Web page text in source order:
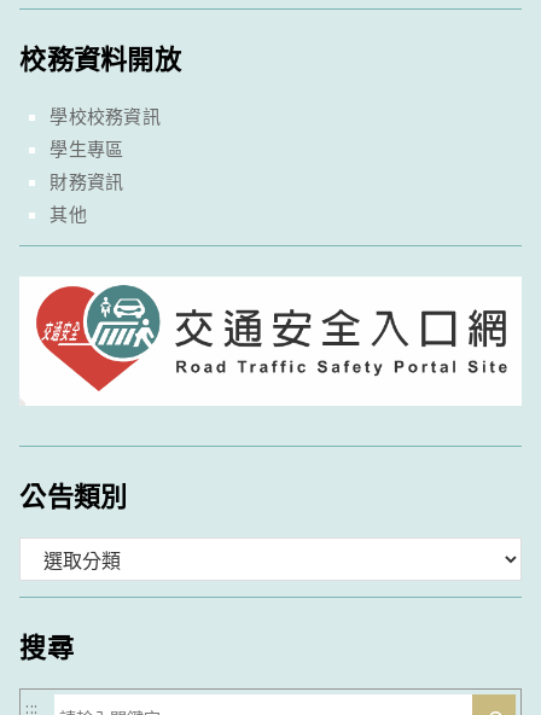
校務資料開放
學校校務資訊
學生專區
財務資訊
其他
公告類別
類
搜尋
搜
:::